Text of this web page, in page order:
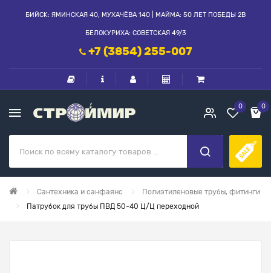
БИЙСК: ЯМИНСКАЯ 40, МУХАЧЁВА 140 | МАЙМА: 50 ЛЕТ ПОБЕДЫ 2В
БЕЛОКУРИХА: СОВЕТСКАЯ 49/3
+7 (3854) 255-007
0 0
Сантехника и санфаянс
Полиэтиленовые трубы, фитинги
Патрубок для трубы ПВД 50-40 Ц/Ц переходной